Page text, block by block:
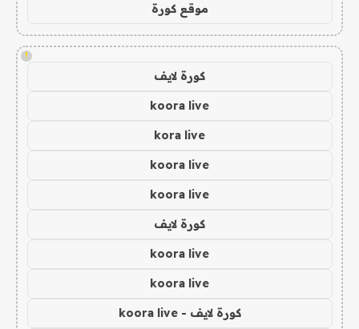
موقع كورة
!
كورة لايف
koora live
kora live
koora live
koora live
كورة لايف
koora live
koora live
كورة لايف - koora live